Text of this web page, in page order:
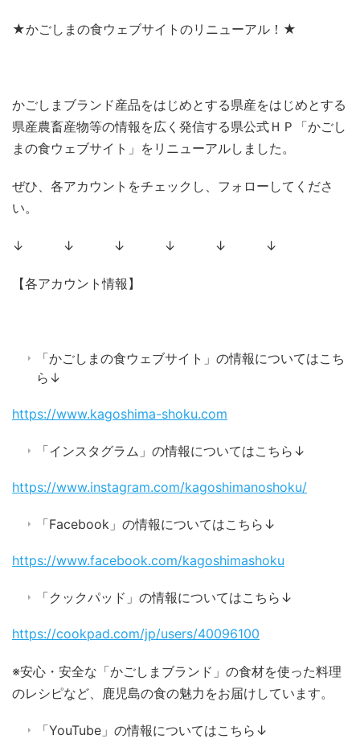
★かごしまの食ウェブサイトのリニューアル！★
かごしまブランド産品をはじめとする県産をはじめとする
県産農畜産物等の情報を広く発信する県公式ＨＰ「かごし
まの食ウェブサイト」をリニューアルしました。
ぜひ、各アカウントをチェックし、フォローしてくださ
い。
↓ ↓ ↓ ↓ ↓ ↓
【各アカウント情報】
「かごしまの食ウェブサイト」の情報についてはこち
ら↓
https://www.kagoshima-shoku.com
「インスタグラム」の情報についてはこちら↓
https://www.instagram.com/kagoshimanoshoku/
「Facebook」の情報についてはこちら↓
https://www.facebook.com/kagoshimashoku
「クックパッド」の情報についてはこちら↓
https://cookpad.com/jp/users/40096100
※安心・安全な「かごしまブランド」の食材を使った料理
のレシピなど、鹿児島の食の魅力をお届けしています。
「YouTube」の情報についてはこちら↓